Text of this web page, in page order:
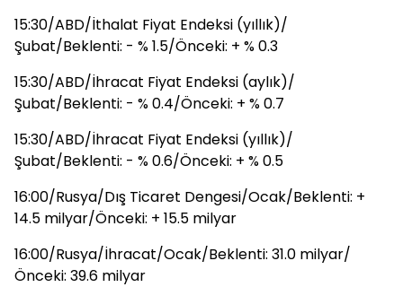
15:30/ABD/İthalat Fiyat Endeksi (yıllık)/
Şubat/Beklenti: - % 1.5/Önceki: + % 0.3
15:30/ABD/İhracat Fiyat Endeksi (aylık)/
Şubat/Beklenti: - % 0.4/Önceki: + % 0.7
15:30/ABD/İhracat Fiyat Endeksi (yıllık)/
Şubat/Beklenti: - % 0.6/Önceki: + % 0.5
16:00/Rusya/Dış Ticaret Dengesi/Ocak/Beklenti: +
14.5 milyar/Önceki: + 15.5 milyar
16:00/Rusya/İhracat/Ocak/Beklenti: 31.0 milyar/
Önceki: 39.6 milyar